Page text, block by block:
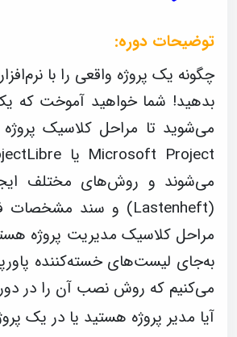
توضیحات دوره:
چگونه یک پروژه واقعی را با
بدهید! شما خواهید آموخت که یک
می‌شوید تا مراحل کلاسیک پروژه
مراحل کلاسیک مدیریت پروژه
می‌کنیم که روش نصب آن را در
آیا مدیر پروژه هستید یا در یک